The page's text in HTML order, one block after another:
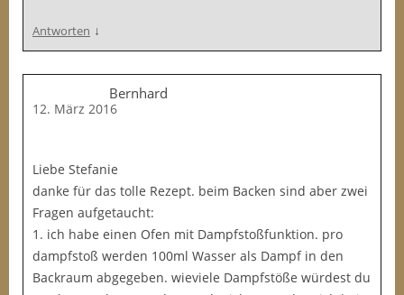
Antworten ↓
Bernhard
12. März 2016
Liebe Stefanie
danke für das tolle Rezept. beim Backen sind aber zwei
Fragen aufgetaucht:
1. ich habe einen Ofen mit Dampfstoßfunktion. pro
dampfstoß werden 100ml Wasser als Dampf in den
Backraum abgegeben. wieviele Dampfstöße würdest du